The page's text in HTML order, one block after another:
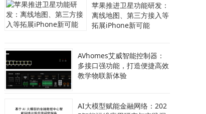
苹果推进卫星功能研发：
离线地图、第三方接入等
拓展iPhone新可能
AVhomes艾威智能控制器：
多接口强功能，打造便捷高效
教学物联新体验
AI大模型赋能金融网络：202